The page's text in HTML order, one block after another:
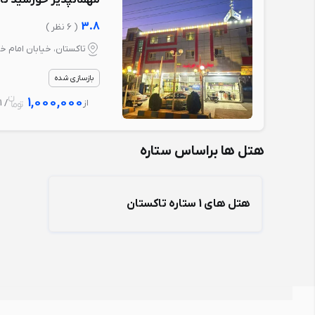
3.8 ( 6 نظر )
تاکستان، خیابان امام
بازسازی شده
از 1,000,000 / 1 شب
هتل ها براساس ستاره
هتل های 1 ستاره تاکستان